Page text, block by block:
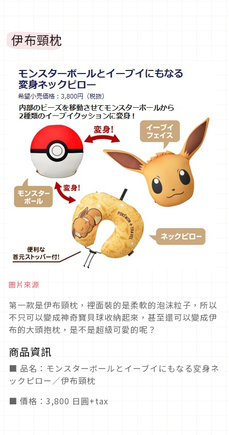
伊布頸枕
圖片來源
第一款是伊布頸枕，裡面裝的是柔軟的泡沫粒子，所以
不只可以變成神奇寶貝球收納起來，甚至還可以變成伊
布的大頭抱枕，是不是超級可愛的呢？
商品資訊
■ 品名：モンスターボールとイーブイにもなる変身ネ
ックピロー／伊布頸枕
■ 價格：3,800 日圓+tax